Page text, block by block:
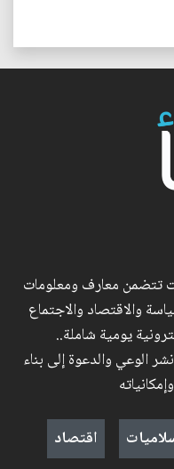
تتضمن معارف ومعلومات
والاقتصاد والاجتماع
يومية شاملة..
الوعي والدعوة إلى بناء
اقتصاد